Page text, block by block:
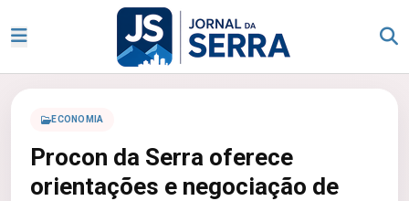
ECONOMIA
Procon da Serra oferece
orientações e negociação de